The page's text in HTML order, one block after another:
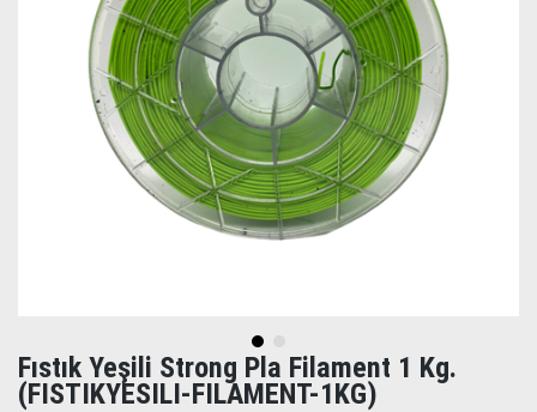
Fıstık Yeşili Strong Pla Filament 1 Kg.
(FISTIKYESILI-FILAMENT-1KG)